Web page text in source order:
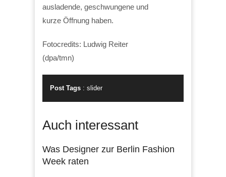
ausladende, geschwungene und
kurze Öffnung haben.
Fotocredits: Ludwig Reiter
(dpa/tmn)
Post Tags : slider
Auch interessant
Was Designer zur Berlin Fashion
Week raten